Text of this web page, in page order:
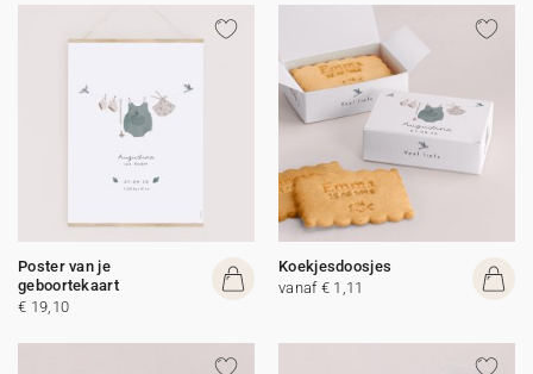
Poster van je
geboortekaart
€ 19,10
Koekjesdoosjes
vanaf € 1,11